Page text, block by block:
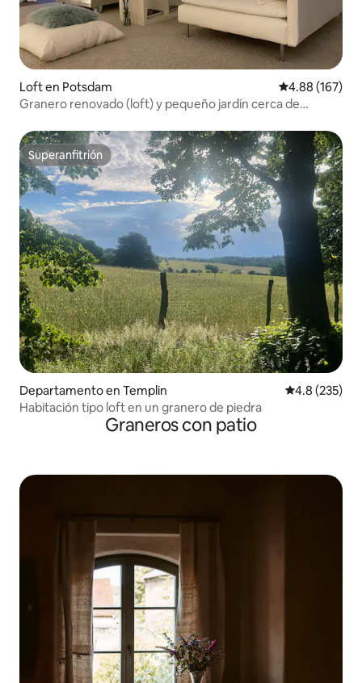
Loft en Potsdam Calificación
4.88 (167)
Granero renovado (loft) y pequeño jardín cerca de
Superanfitrión
Superanfitrión
Departamento en Templin Calificación
4.8 (235)
Habitación tipo loft en un granero de piedra
Graneros con patio